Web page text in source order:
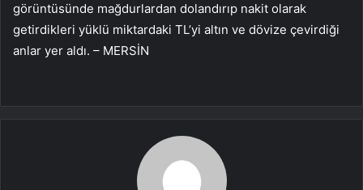
görüntüsünde mağdurlardan dolandırıp nakit olarak
getirdikleri yüklü miktardaki TL’yi altın ve dövize çevirdiği
anlar yer aldı. – MERSİN